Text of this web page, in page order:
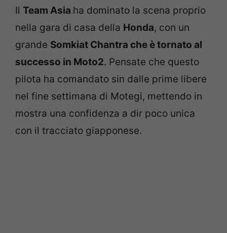
Il Team Asia ha dominato la scena proprio
nella gara di casa della Honda, con un
grande Somkiat Chantra che è tornato al
successo in Moto2. Pensate che questo
pilota ha comandato sin dalle prime libere
nel fine settimana di Motegi, mettendo in
mostra una confidenza a dir poco unica
con il tracciato giapponese.